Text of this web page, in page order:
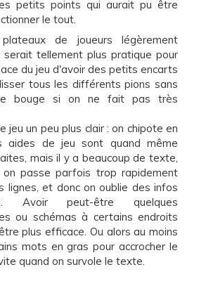
petits points qui aurait pu être
le tout.
de joueurs légèrement
serait tellement plus pratique pour
du jeu d'avoir des petits encarts
tous les différents pions sans
bouge si on ne fait pas très
jeu un peu plus clair : on chipote en
aides de jeu sont quand même
mais il y a beaucoup de texte,
passe parfois trop rapidement
lignes, et donc on oublie des infos
Avoir peut-être quelques
ou schémas à certains endroits
plus efficace. Ou alors au moins
mots en gras pour accrocher le
quand on survole le texte.